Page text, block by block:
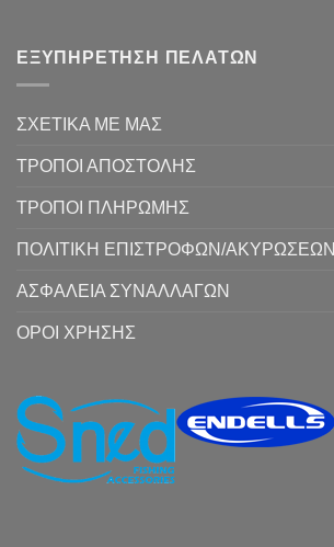
ΕΞΥΠΗΡΕΤΗΣΗ ΠΕΛΑΤΩΝ
ΣΧΕΤΙΚΑ ΜΕ ΜΑΣ
ΤΡΟΠΟΙ ΑΠΟΣΤΟΛΗΣ
ΤΡΟΠΟΙ ΠΛΗΡΩΜΗΣ
ΠΟΛΙΤΙΚΗ ΕΠΙΣΤΡΟΦΩΝ/ΑΚΥΡΩΣΕΩΝ
ΑΣΦΑΛΕΙΑ ΣΥΝΑΛΛΑΓΩΝ
ΟΡΟΙ ΧΡΗΣΗΣ